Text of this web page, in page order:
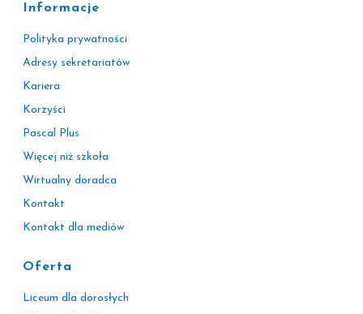
Informacje
Polityka prywatności
Adresy sekretariatów
Kariera
Korzyści
Pascal Plus
Więcej niż szkoła
Wirtualny doradca
Kontakt
Kontakt dla mediów
Oferta
Liceum dla dorosłych